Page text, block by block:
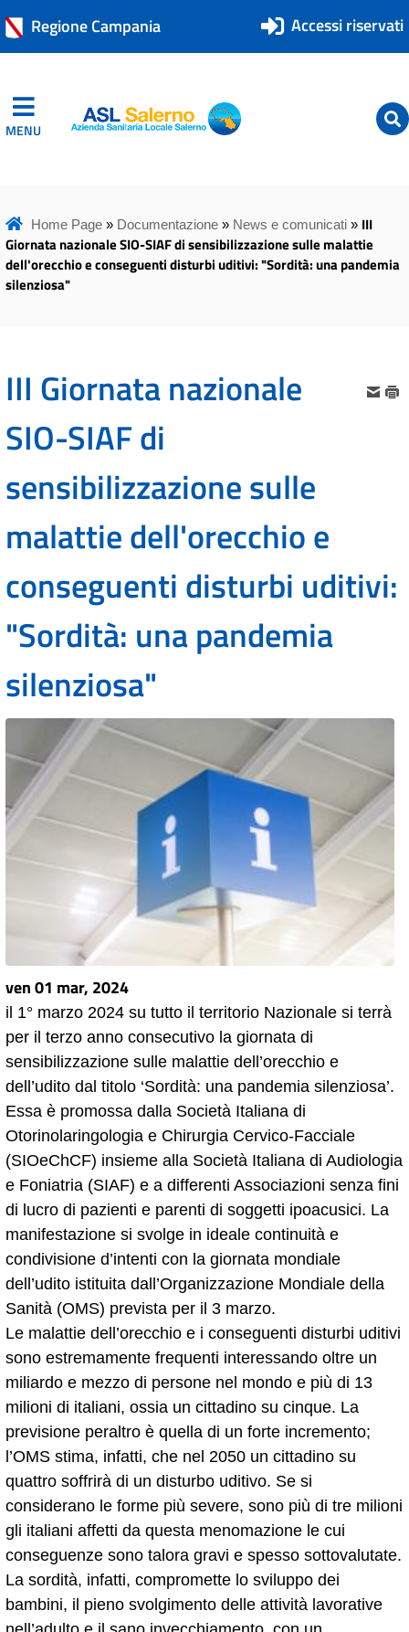
Regione Campania Accessi riservati
MENU ASL Salerno
ASL Salerno
Home Page» Documentazione» News e comunicati» III
Giornata nazionale SIO-SIAF di sensibilizzazione sulle malattie
dell'orecchio e conseguenti disturbi uditivi: "Sordità: una pandemia
silenziosa"
III Giornata nazionale
SIO-SIAF di
sensibilizzazione sulle
malattie dell'orecchio e
conseguenti disturbi uditivi:
"Sordità: una pandemia
silenziosa"
ven 01 mar, 2024
il 1° marzo 2024 su tutto il territorio Nazionale si terrà
per il terzo anno consecutivo la giornata di
sensibilizzazione sulle malattie dell’orecchio e
dell’udito dal titolo ‘Sordità: una pandemia silenziosa’.
Essa è promossa dalla Società Italiana di
Otorinolaringologia e Chirurgia Cervico-Facciale
(SIOeChCF) insieme alla Società Italiana di Audiologia
e Foniatria (SIAF) e a differenti Associazioni senza fini
di lucro di pazienti e parenti di soggetti ipoacusici. La
manifestazione si svolge in ideale continuità e
condivisione d’intenti con la giornata mondiale
dell’udito istituita dall’Organizzazione Mondiale della
Sanità (OMS) prevista per il 3 marzo.
Le malattie dell’orecchio e i conseguenti disturbi uditivi
sono estremamente frequenti interessando oltre un
miliardo e mezzo di persone nel mondo e più di 13
milioni di italiani, ossia un cittadino su cinque. La
previsione peraltro è quella di un forte incremento;
l’OMS stima, infatti, che nel 2050 un cittadino su
quattro soffrirà di un disturbo uditivo. Se si
considerano le forme più severe, sono più di tre milioni
gli italiani affetti da questa menomazione le cui
conseguenze sono talora gravi e spesso sottovalutate.
La sordità, infatti, compromette lo sviluppo dei
bambini, il pieno svolgimento delle attività lavorative